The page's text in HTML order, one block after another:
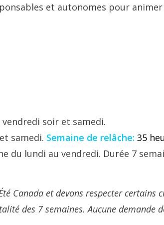
et autonomes pour
soir et samedi.
samedi. Semaine de relâche: 35
du lundi au vendredi. Durée 7
Canada et devons respecter
des 7 semaines. Aucune demande